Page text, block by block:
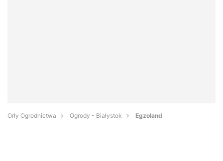
Orły Ogrodnictwa Ogrody - Białystok Egzoland